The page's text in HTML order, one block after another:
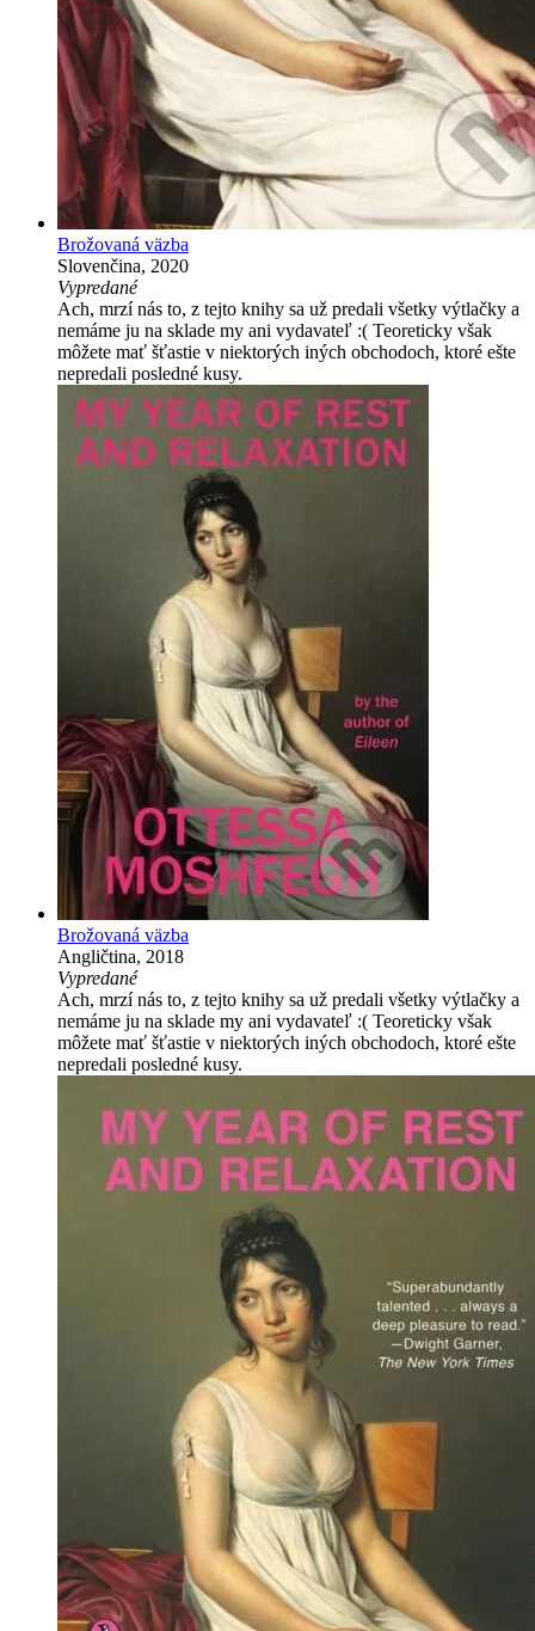
Brožovaná väzba
Slovenčina, 2020
Vypredané
Ach, mrzí nás to, z tejto knihy sa už predali všetky výtlačky a
nemáme ju na sklade my ani vydavateľ :( Teoreticky však
môžete mať šťastie v niektorých iných obchodoch, ktoré ešte
nepredali posledné kusy.
Brožovaná väzba
Angličtina, 2018
Vypredané
Ach, mrzí nás to, z tejto knihy sa už predali všetky výtlačky a
nemáme ju na sklade my ani vydavateľ :( Teoreticky však
môžete mať šťastie v niektorých iných obchodoch, ktoré ešte
nepredali posledné kusy.